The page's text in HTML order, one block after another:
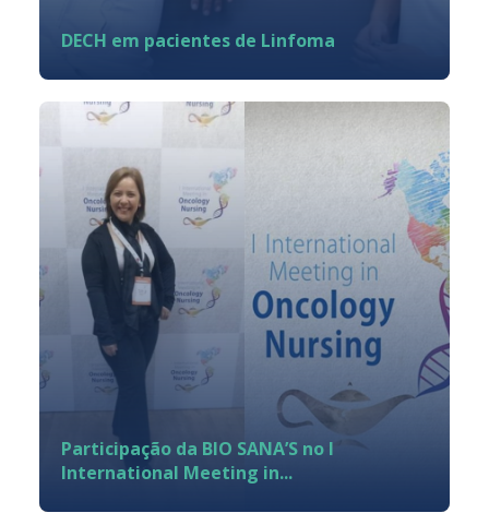
DECH em pacientes de Linfoma
Participação da BIO SANA’S no I
International Meeting in...